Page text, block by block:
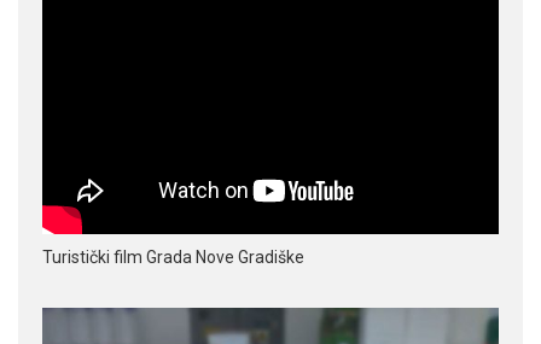
Turistički film Grada Nove Gradiške